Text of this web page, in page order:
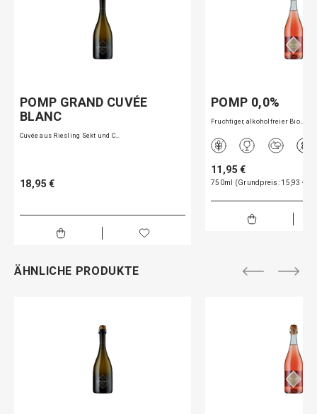
POMP GRAND CUVÉE
BLANC
Cuvée aus Riesling Sekt und C…
18,95 €
POMP 0,0%
Fruchtiger, alkoholfreier Bio…
11,95 €
750ml (Grundpreis: 15,93 €
ÄHNLICHE PRODUKTE